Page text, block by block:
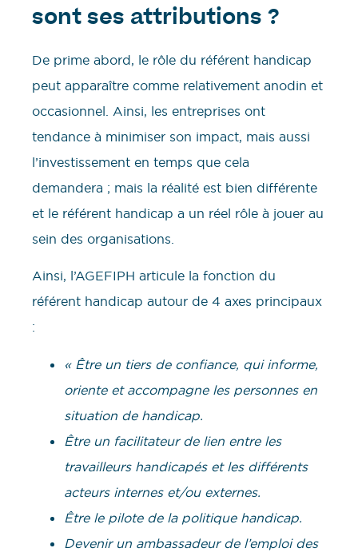
sont ses attributions ?
De prime abord, le rôle du référent handicap
peut apparaître comme relativement anodin et
occasionnel. Ainsi, les entreprises ont
tendance à minimiser son impact, mais aussi
l’investissement en temps que cela
demandera ; mais la réalité est bien différente
et le référent handicap a un réel rôle à jouer au
sein des organisations.
Ainsi, l’AGEFIPH articule la fonction du
référent handicap autour de 4 axes principaux
:
« Être un tiers de confiance, qui informe,
oriente et accompagne les personnes en
situation de handicap.
Être un facilitateur de lien entre les
travailleurs handicapés et les différents
acteurs internes et/ou externes.
Être le pilote de la politique handicap.
Devenir un ambassadeur de l’emploi des